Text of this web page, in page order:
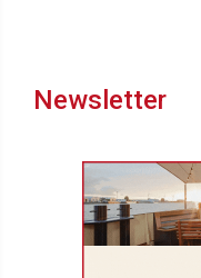
Newsletter